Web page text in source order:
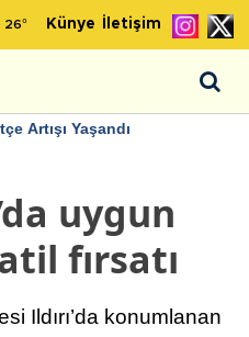
26° Künye İletişim
Artışı Yaşandı
uygun
fırsatı
Ildırı’da konumlanan